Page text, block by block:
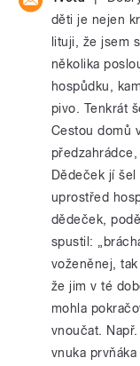
děti je nejen
lituji, že jsem
několika
hospůdku,
pivo. Tenkrát
Cestou domů
Dědeček jí šel
uprostřed
dědeček,
spustil:
voženěnej,
že jim v té
mohla
vnoučat.
vnuka prvňáka